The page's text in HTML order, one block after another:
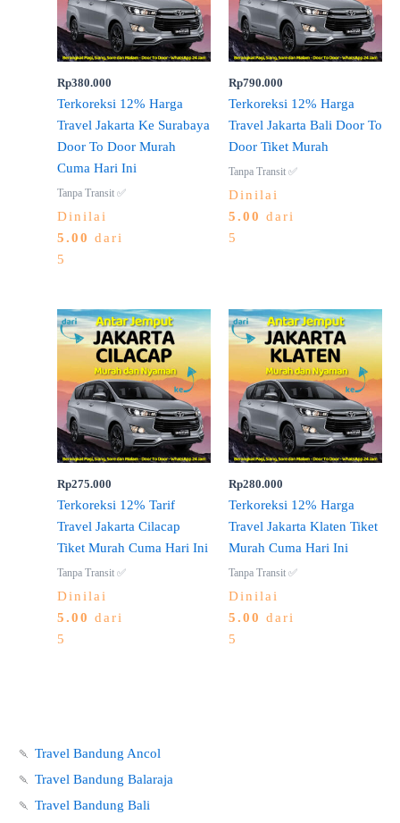
Rp380.000
Terkoreksi 12% Harga
Travel Jakarta Ke Surabaya
Door To Door Murah
Cuma Hari Ini
Tanpa Transit ✅
Dinilai
5.00 dari
5
Rp790.000
Terkoreksi 12% Harga
Travel Jakarta Bali Door To
Door Tiket Murah
Tanpa Transit ✅
Dinilai
5.00 dari
5
Rp275.000
Terkoreksi 12% Tarif
Travel Jakarta Cilacap
Tiket Murah Cuma Hari Ini
Tanpa Transit ✅
Dinilai
5.00 dari
5
Rp280.000
Terkoreksi 12% Harga
Travel Jakarta Klaten Tiket
Murah Cuma Hari Ini
Tanpa Transit ✅
Dinilai
5.00 dari
5
🍡 Travel Bandung Ancol
🍡 Travel Bandung Balaraja
🍡 Travel Bandung Bali